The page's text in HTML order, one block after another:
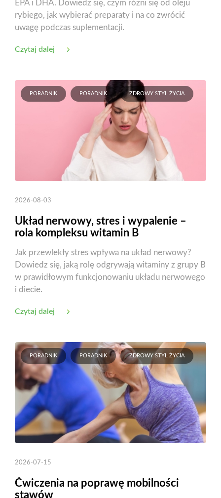
EPA i DHA. Dowiedz się, czym różni się od oleju
rybiego, jak wybierać preparaty i na co zwrócić
uwagę podczas suplementacji.
Czytaj dalej
PORADNIK PORADNIK ZDROWY STYL ŻYCIA
2026-08-03
Układ nerwowy, stres i wypalenie –
rola kompleksu witamin B
Jak przewlekły stres wpływa na układ nerwowy?
Dowiedz się, jaką rolę odgrywają witaminy z grupy B
w prawidłowym funkcjonowaniu układu nerwowego
i diecie.
Czytaj dalej
PORADNIK PORADNIK ZDROWY STYL ŻYCIA
2026-07-15
Ćwiczenia na poprawę mobilności
stawów